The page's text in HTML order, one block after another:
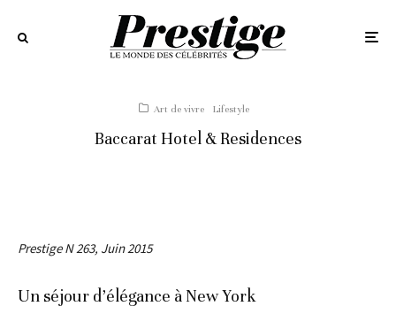
Art de vivre Lifestyle
Baccarat Hotel & Residences
Prestige N 263, Juin 2015
Un séjour d’élégance à New York